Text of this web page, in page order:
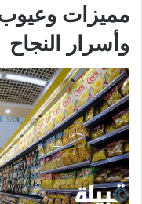
مميزات
وأسرار النجاح